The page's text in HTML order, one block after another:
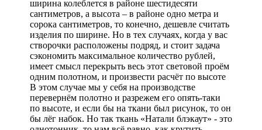
ширина колеблется в районе шестидесяти
сантиметров, а высота – в районе одно метра и
сорока сантиметров, то конечно, дешевле считать
изделия по ширине. Но в тех случаях, когда у вас
створочки расположены подряд, и стоит задача
сэкономить максимальное количество рублей,
имеет смысл перекрыть весь этот световой проём
одним полотном, и произвести расчёт по высоте
В этом случае мы у себя на производстве
перевернём полотно и разрежем его опять-таки
по высоте, и если бы на ткани был рисунок, то он
бы лёг набок. Но так ткань «Натали блэкаут» - это